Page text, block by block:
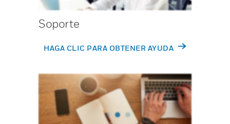
Soporte
HAGA CLIC PARA OBTENER AYUDA